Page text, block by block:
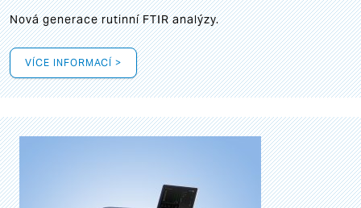
Nová generace rutinní FTIR analýzy.
VÍCE INFORMACÍ >